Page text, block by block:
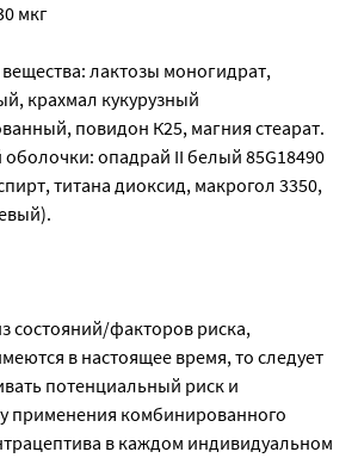
мкг
лактозы моногидрат,
крахмал кукурузный
повидон К25, магния стеарат.
опадрай II белый 85G18490
титана диоксид, макрогол 3350,
состояний/факторов риска,
в настоящее время, то следует
потенциальный риск и
применения комбинированного
в каждом индивидуальном